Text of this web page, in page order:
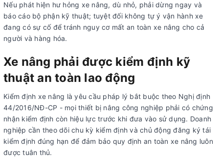
Nếu phát hiện hư hỏng xe nâng, dù nhỏ, phải dừng ngay và
báo cáo bộ phận kỹ thuật; tuyệt đối không tự ý vận hành xe
đang có sự cố để tránh nguy cơ mất an toàn xe nâng cho cả
người và hàng hóa.
Xe nâng phải được kiểm định kỹ
thuật an toàn lao động
Kiểm định xe nâng là yêu cầu pháp lý bắt buộc theo Nghị định
44/2016/NĐ-CP - mọi thiết bị nâng công nghiệp phải có chứng
nhận kiểm định còn hiệu lực trước khi đưa vào sử dụng. Doanh
nghiệp cần theo dõi chu kỳ kiểm định và chủ động đăng ký tái
kiểm định đúng hạn để đảm bảo quy định an toàn xe nâng luôn
được tuân thủ.